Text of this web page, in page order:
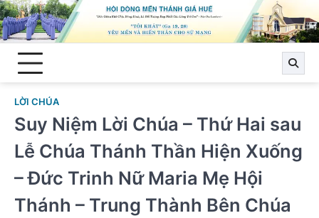
Skip
to
content
LỜI CHÚA
Suy Niệm Lời Chúa – Thứ Hai sau
Lễ Chúa Thánh Thần Hiện Xuống
– Đức Trinh Nữ Maria Mẹ Hội
Thánh – Trung Thành Bên Chúa